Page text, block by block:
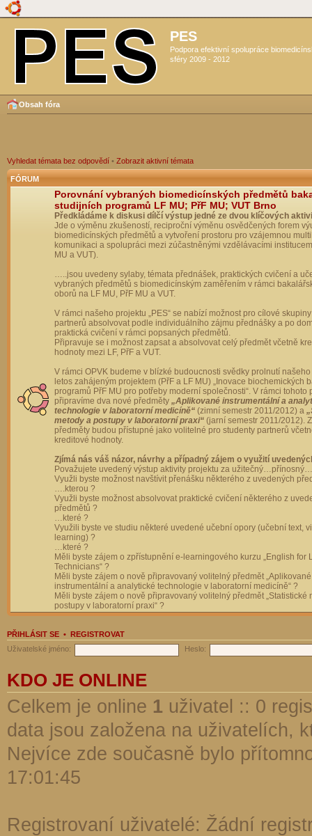
PES
Podpora efektivní spolupráce
sféry 2009 - 2012
Obsah fóra
Vyhledat témata bez odpovědí • Zobrazit aktivní témata
FÓRUM
Porovnání vybraných biomedicínských předmětů
studijních programů LF MU; PřF MU; VUT Brno
Předkládáme k diskusi dílčí výstup jedné ze dvou klíčových
Jde o výměnu zkušeností, reciproční výměnu osvědčených forem
biomedicínských předmětů a vytvoření prostoru pro vzájemnou
komunikaci a spolupráci mezi zúčastněnými vzdělávacími
MU a VUT).
…..jsou uvedeny sylaby, témata přednášek, praktických cvičení a
vybraných předmětů s biomedicínským zaměřením v rámci
oborů na LF MU, PřF MU a VUT.
V rámci našeho projektu „PES“ se nabízí možnost pro cílové
partnerů absolvovat podle individuálního zájmu přednášky a po
praktická cvičení v rámci popsaných předmětů.
Připravuje se i možnost zapsat a absolvovat celý předmět včetně
hodnoty mezi LF, PřF a VUT.
V rámci OPVK budeme v blízké budoucnosti svědky prolnutí
letos zahájeným projektem (PřF a LF MU) „Inovace biochemických
programů PřF MU pro potřeby moderní společnosti“. V rámci tohoto
připravíme dva nové předměty „Aplikované instrumentální a
technologie v laboratorní medicíně“ (zimní semestr 2011/2012) a
metody a postupy v laboratorní praxi“ (jarní semestr 2011/2012).
předměty budou přístupné jako volitelné pro studenty partnerů
kreditové hodnoty.
Zjímá nás váš názor, návrhy a případný zájem o využití
Považujete uvedený výstup aktivity projektu za
Využli byste možnost navštívit přenášku některého z uvedených
….kterou ?
Využli byste možnost absolvovat praktické cvičení některého z
předmětů ?
…které ?
Využili byste ve studiu některé uvedené učební opory (učební text,
learning) ?
…které ?
Měli byste zájem o zpřístupnění e-learningového kurzu „English for
Technicians“ ?
Měli byste zájem o nově připravovaný volitelný předmět „Aplikované
instrumentální a analytické technologie v laboratorní medicíně“ ?
Měli byste zájem o nově připravovaný volitelný předmět „Statistické
postupy v laboratorní praxi“ ?
PŘIHLÁSIT SE • REGISTROVAT
Uživatelské jméno:
Heslo:
KDO JE ONLINE
Celkem je online 1 uživatel :: 0
data jsou založena na uživatelích,
Nejvíce zde současně bylo
17:01:45
Registrovaní uživatelé: Žádní